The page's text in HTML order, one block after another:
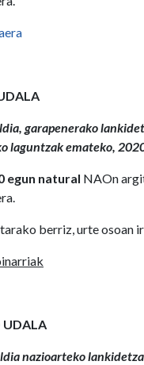
garapenerako
laguntzak emateko,
egun natural NAOn
berriz, urte osoan
UDALA
nazioarteko